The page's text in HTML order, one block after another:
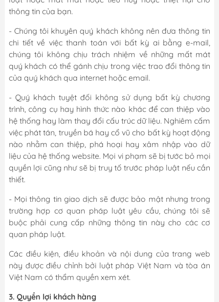
thông tin của bạn.
- Chúng tôi khuyên quý khách không nên đưa thông tin
chi tiết về việc thanh toán với bất kỳ ai bằng e-mail,
chúng tôi không chịu trách nhiệm về những mất mát
quý khách có thể gánh chịu trong việc trao đổi thông tin
của quý khách qua internet hoặc email.
- Quý khách tuyệt đối không sử dụng bất kỳ chương
trình, công cụ hay hình thức nào khác để can thiệp vào
hệ thống hay làm thay đổi cấu trúc dữ liệu. Nghiêm cấm
việc phát tán, truyền bá hay cổ vũ cho bất kỳ hoạt động
nào nhằm can thiệp, phá hoại hay xâm nhập vào dữ
liệu của hệ thống website. Mọi vi phạm sẽ bị tước bỏ mọi
quyền lợi cũng như sẽ bị truy tố trước pháp luật nếu cần
thiết.
- Mọi thông tin giao dịch sẽ được bảo mật nhưng trong
trường hợp cơ quan pháp luật yêu cầu, chúng tôi sẽ
buộc phải cung cấp những thông tin này cho các cơ
quan pháp luật.
Các điều kiện, điều khoản và nội dung của trang web
này được điều chỉnh bởi luật pháp Việt Nam và tòa án
Việt Nam có thẩm quyền xem xét.
3. Quyền lợi khách hàng